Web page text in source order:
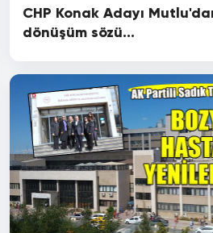
CHP Konak Adayı
dönüşüm sözü...